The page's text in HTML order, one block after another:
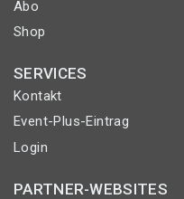
Abo
Shop
SERVICES
Kontakt
Event-Plus-Eintrag
Login
PARTNER-WEBSITES